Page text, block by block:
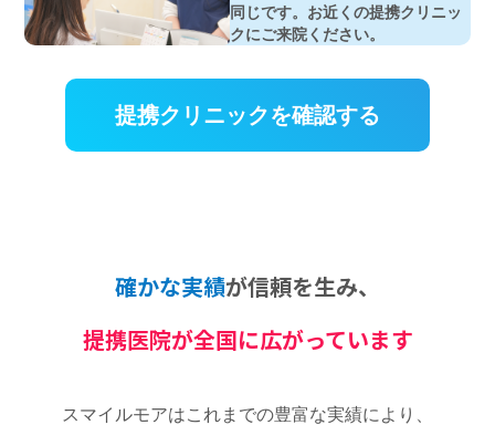
同じです。お近くの提携クリニッ
クにご来院ください。
提携クリニックを確認する
確かな実績が信頼を生み、
提携医院が全国に広がっています
スマイルモアはこれまでの豊富な実績により、